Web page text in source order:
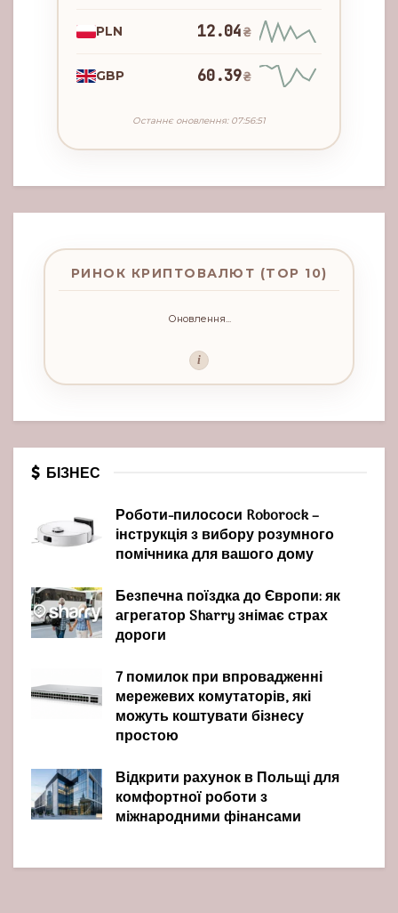
PLN 12.04₴
GBP 60.39₴
Останнє оновлення: 07:56:51
РИНОК КРИПТОВАЛЮТ (TOP 10)
Оновлення...
i
БІЗНЕС
Роботи-пилососи Roborock –
інструкція з вибору розумного
помічника для вашого дому
Безпечна поїздка до Європи: як
агрегатор Sharry знімає страх
дороги
7 помилок при впровадженні
мережевих комутаторів, які
можуть коштувати бізнесу
простою
Відкрити рахунок в Польщі для
комфортної роботи з
міжнародними фінансами